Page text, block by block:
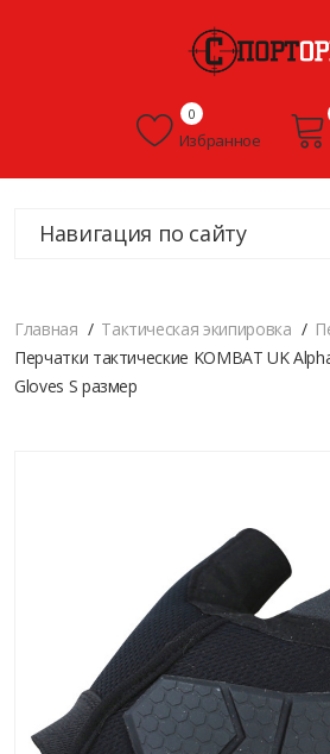
Избранное
0
Навигация по сайту
Главная Тактическая экипировка
Перчатки тактические KOMBAT UK
Gloves S размер